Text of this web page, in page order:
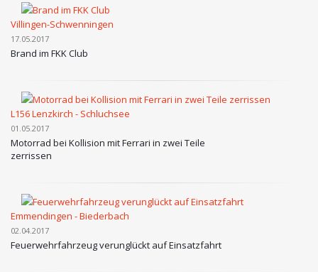
Villingen-Schwenningen
17.05.2017
Brand im FKK Club
L156 Lenzkirch - Schluchsee
01.05.2017
Motorrad bei Kollision mit Ferrari in zwei Teile
zerrissen
Emmendingen - Biederbach
02.04.2017
Feuerwehrfahrzeug verunglückt auf Einsatzfahrt